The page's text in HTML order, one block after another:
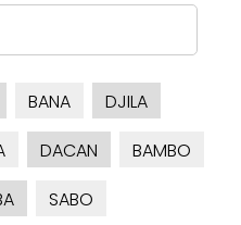
BANA
DJILA
DACAN
BAMBO
SABO